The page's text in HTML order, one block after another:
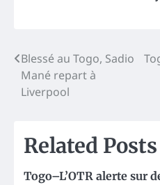
Post
navigation
Blessé au Togo, Sadio
Mané repart à
Liverpool
Related Posts
Togo–L’OTR alerte sur